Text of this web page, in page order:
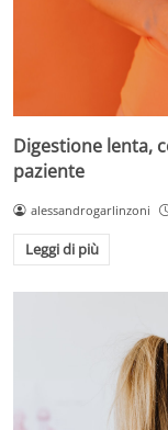
Digestione lenta,
paziente
alessandrogarlinzoni
Leggi di più